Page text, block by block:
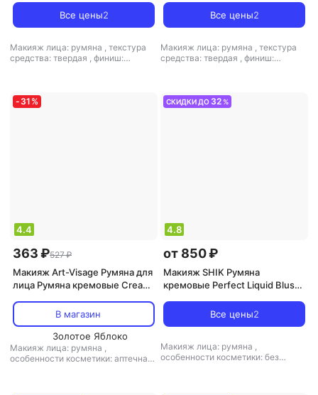
3701191755362Все цены2
Макияж лица: румяна , текстура
средства: твердая , финиш:
3701191755348
Все цены2
Макияж лица: румяна , текстура
средства: твердая , финиш:
- 31 %
4.4
363 ₽527 ₽
Макияж Art-Visage Румяна для
лица Румяна кремовые Сream
В магазин
Золотое Яблоко
Макияж лица: румяна ,
особенности косметики: аптечная
СКИДКИ ДО 32 %
4.8
от 850 ₽
Макияж SHIK Румяна
кремовые Perfect Liquid Blush
Все цены2
Макияж лица: румяна ,
особенности косметики: без